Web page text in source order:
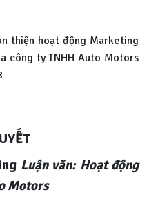
thiện hoạt động Marketing
công ty TNHH Auto Motors
Luận văn: Hoạt động
Motors